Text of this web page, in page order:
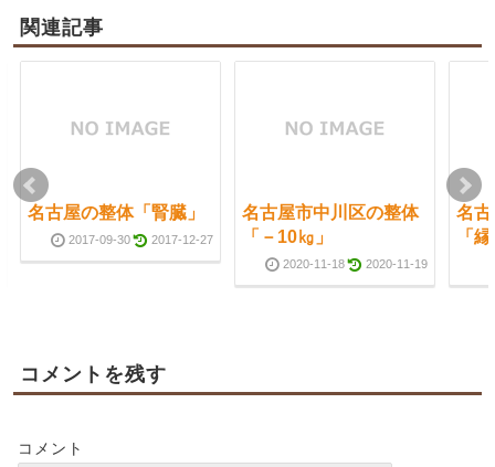
関連記事
名古屋の整体「腎臓」
2017-09-30 2017-12-27
名古屋市中川区の整体
「－10㎏」
2020-11-18 2020-11-19
名
「
コメントを残す
コメント